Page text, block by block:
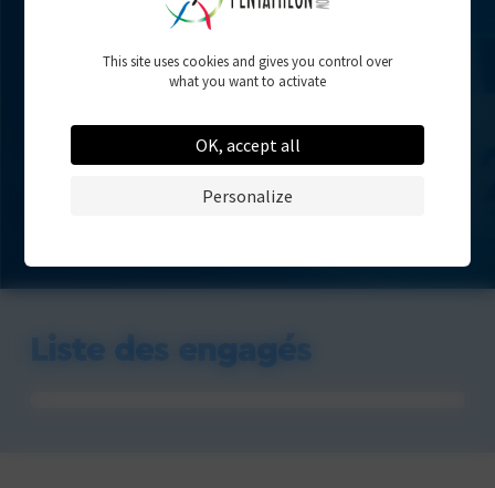
Résultats
- Pas encore disponible -
Liste des engagés
This site uses cookies and gives you control over
what you want to activate
OK, accept all
Personalize